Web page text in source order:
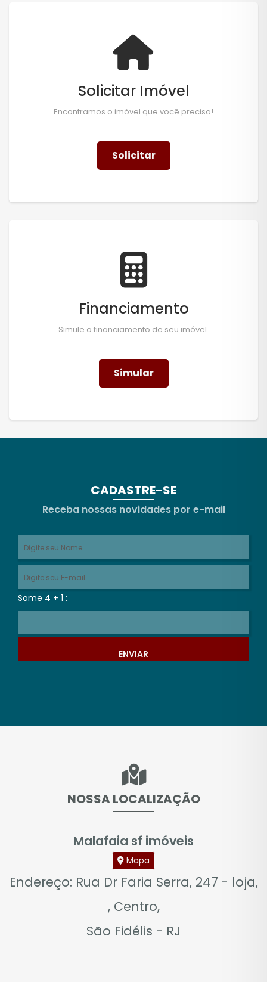
Solicitar Imóvel
Encontramos o imóvel que você precisa!
Solicitar
Financiamento
Simule o financiamento de seu imóvel.
Simular
CADASTRE-SE
Receba nossas novidades por e-mail
Some 4 + 1 :
ENVIAR
NOSSA LOCALIZAÇÃO
Malafaia sf imóveis
Mapa
Endereço: Rua Dr Faria Serra, 247 - loja,
, Centro,
São Fidélis - RJ